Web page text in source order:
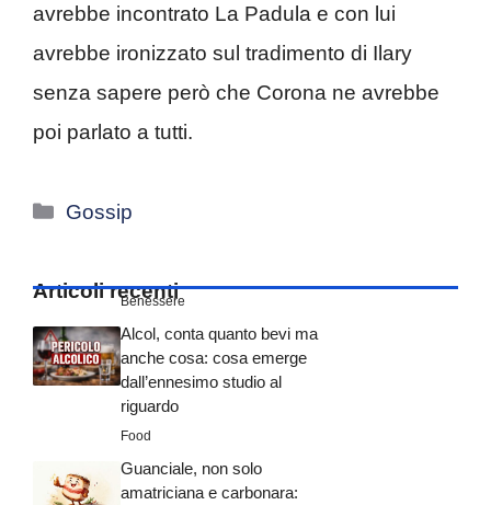
avrebbe incontrato La Padula e con lui
avrebbe ironizzato sul tradimento di Ilary
senza sapere però che Corona ne avrebbe
poi parlato a tutti.
Categorie
Gossip
Articoli recenti
Benessere
Alcol, conta quanto bevi ma
anche cosa: cosa emerge
dall’ennesimo studio al
riguardo
Food
Guanciale, non solo
amatriciana e carbonara: